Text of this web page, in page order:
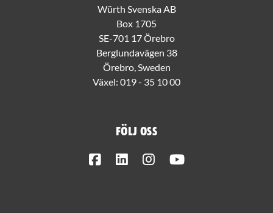
Würth Svenska AB
Box 1705
SE-701 17 Örebro
Berglundavägen 38
Örebro, Sweden
Växel: 019 - 35 10 00
Följ oss
FacebookLinkedInInstagram